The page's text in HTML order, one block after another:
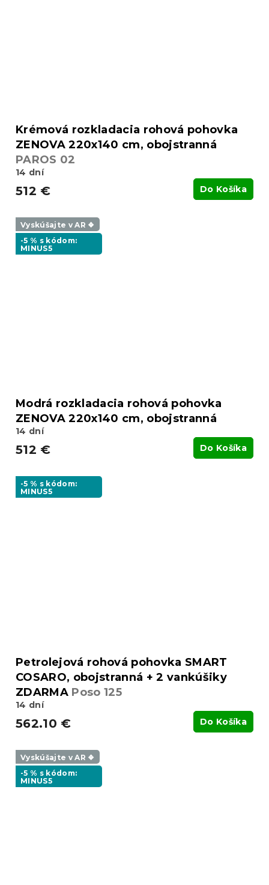
Krémová rozkladacia rohová pohovka
ZENOVA 220x140 cm, obojstranná
PAROS 02
14 dní
512 € Do Košíka
Vyskúšajte v AR ❖
-5 % s kódom:
MINUS5
Modrá rozkladacia rohová pohovka
ZENOVA 220x140 cm, obojstranná
14 dní
512 € Do Košíka
-5 % s kódom:
MINUS5
Petrolejová rohová pohovka SMART
COSARO, obojstranná + 2 vankúšiky
ZDARMA Poso 125
14 dní
562.10 € Do Košíka
Vyskúšajte v AR ❖
-5 % s kódom:
MINUS5